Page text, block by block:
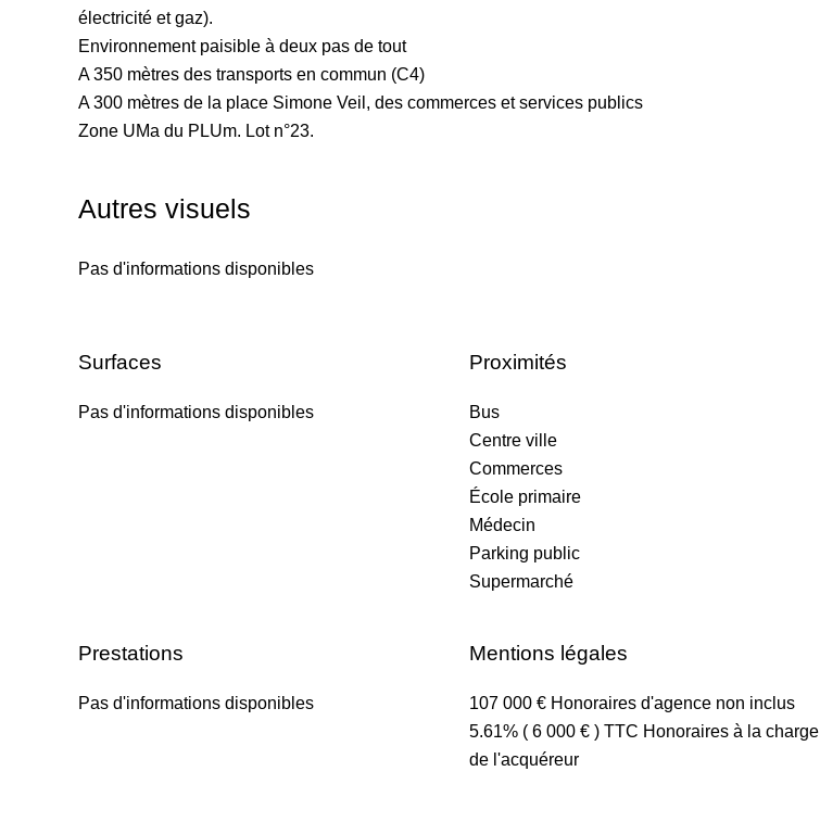
électricité et gaz).
Environnement paisible à deux pas de tout
A 350 mètres des transports en commun (C4)
A 300 mètres de la place Simone Veil, des commerces et services publics
Zone UMa du PLUm. Lot n°23.
Autres visuels
Pas d'informations disponibles
Surfaces
Pas d'informations disponibles
Proximités
Bus
Centre ville
Commerces
École primaire
Médecin
Parking public
Supermarché
Prestations
Pas d'informations disponibles
Mentions légales
107 000 € Honoraires d'agence non inclus
5.61% ( 6 000 € ) TTC Honoraires à la charge
de l'acquéreur